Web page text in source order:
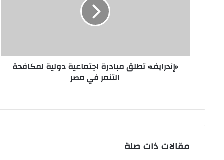
مصر
«إندرايف» تطلق مبادرة اجتماعية دولية لمكافحة
التنمر في مصر
مقالات ذات صلة